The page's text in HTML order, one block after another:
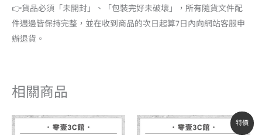
👉貨品必須「未開封」、「包裝完好未破壞」，所有隨貨文件配
件週邊皆保持完整，並在收到商品的次日起算7日內向網站客服申
辦退貨。
相關商品
特價
原
始
目
前